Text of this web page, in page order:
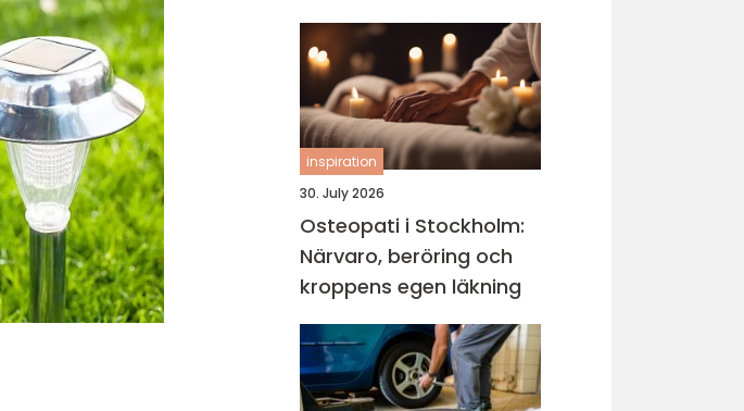
inspiration
30. July 2026
Osteopati i Stockholm:
Närvaro, beröring och
kroppens egen läkning